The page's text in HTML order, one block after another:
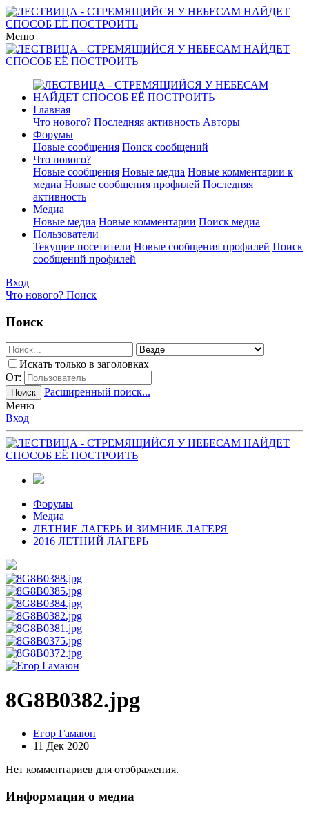
Меню
Главная
Что нового? Последняя активность Авторы
Форумы
Новые сообщения Поиск сообщений
Что нового?
Новые сообщения Новые медиа Новые комментарии к
медиа Новые сообщения профилей Последняя
активность
Медиа
Новые медиа Новые комментарии Поиск медиа
Пользователи
Текущие посетители Новые сообщения профилей Поиск
сообщений профилей
Вход
Что нового? Поиск
Поиск
Искать только в заголовках
От:
Поиск
Расширенный поиск...
Меню
Вход
Форумы
Медиа
ЛЕТНИЕ ЛАГЕРЬ И ЗИМНИЕ ЛАГЕРЯ
2016 ЛЕТНИЙ ЛАГЕРЬ
8G8B0382.jpg
Егор Гамаюн
11 Дек 2020
Нет комментариев для отображения.
Информация о медиа